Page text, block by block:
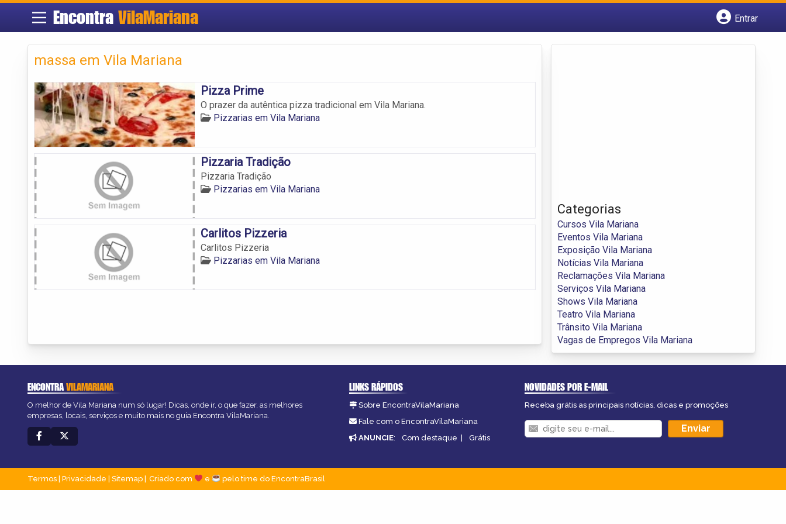
Encontra VilaMariana
Entrar
massa em Vila Mariana
Pizza Prime
O prazer da autêntica pizza tradicional em Vila Mariana.
Pizzarias em Vila Mariana
Pizzaria Tradição
Pizzaria Tradição
Pizzarias em Vila Mariana
Carlitos Pizzeria
Carlitos Pizzeria
Pizzarias em Vila Mariana
Categorias
Cursos Vila Mariana
Eventos Vila Mariana
Exposição Vila Mariana
Notícias Vila Mariana
Reclamações Vila Mariana
Serviços Vila Mariana
Shows Vila Mariana
Teatro Vila Mariana
Trânsito Vila Mariana
Vagas de Empregos Vila Mariana
ENCONTRAVILAMARIANA
O melhor de Vila Mariana num só lugar! Dicas, onde ir, o que fazer, as melhores
empresas, locais, serviços e muito mais no guia Encontra VilaMariana.
LINKS RÁPIDOS
Sobre EncontraVilaMariana
Fale com o EncontraVilaMariana
ANUNCIE: Com destaque | Grátis
NOVIDADES POR E-MAIL
Receba grátis as principais notícias, dicas e promoções
Termos Privacidade Sitemap Criado com e pelo time do EncontraBrasil